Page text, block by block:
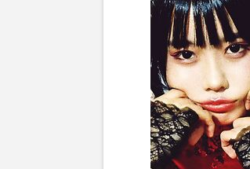
Page 2
Page 3